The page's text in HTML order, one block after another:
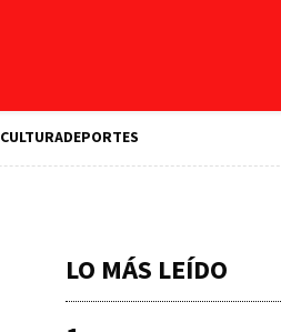
CULTURADEPORTES
LO MÁS LEÍDO